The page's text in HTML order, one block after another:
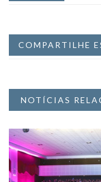
COMPARTILHE
NOTÍCIAS